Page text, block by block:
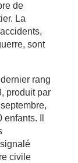
de
La
sont
rang
produit par
Il
civile